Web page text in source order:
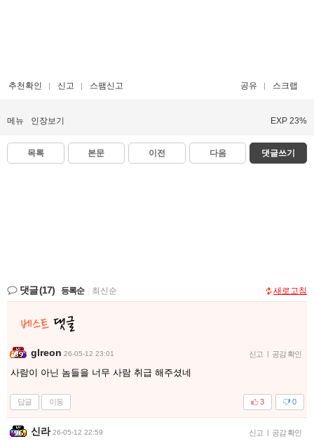
추천확인 신고 스팸신고 공유 스크랩
메뉴 인장보기 EXP 23%
목록 본문 이전 다음 댓글쓰기
댓글(17) 등록순 최신순 새로고침
glreon 26-05-12 23:01 신고 | 공감 확인
사람이 아닌 놈들을 너무 사람 취급 해주셨네
답글 이동 0
3
신라 26-05-12 22:59 신고 | 공감 확인